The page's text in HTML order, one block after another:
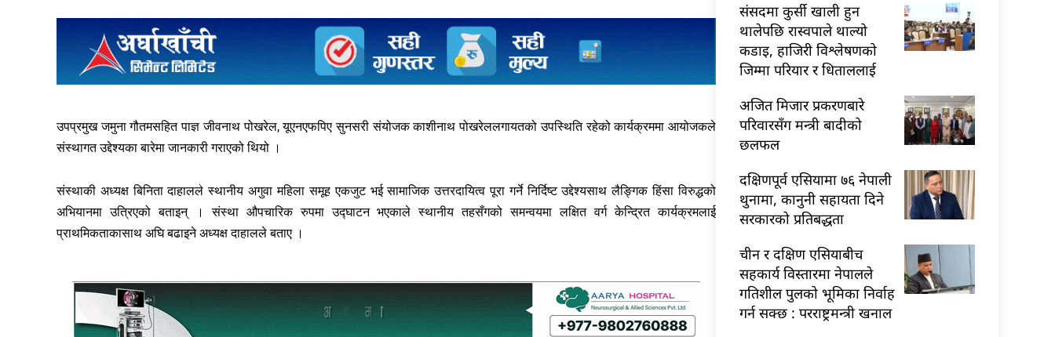
उपप्रमुख जमुना गौतमसहित पाज्ञ जीवनाथ पोखरेल, यूएनएफपिए सुनसरी संयोजक काशीनाथ पोखरेललगायतको उपस्थिति रहेको कार्यक्रममा आयोजकले
संस्थागत उद्देश्यका बारेमा जानकारी गराएको थियो ।
संस्थाकी अध्यक्ष बिनिता दाहालले स्थानीय अगुवा महिला समूह एकजुट भई सामाजिक उत्तरदायित्व पूरा गर्ने निर्दिष्ट उद्देश्यसाथ लैङ्गिक हिंसा विरुद्धको
अभियानमा उत्रिएको बताइन् । संस्था औपचारिक रुपमा उद्घाटन भएकाले स्थानीय तहसँगको समन्वयमा लक्षित वर्ग केन्द्रित कार्यक्रमलाई
प्राथमिकताकासाथ अघि बढाइने अध्यक्ष दाहालले बताए ।
संसदमा कुर्सी खाली हुन
थालेपछि रास्वपाले थाल्यो
कडाइ, हाजिरी विश्लेषणको
जिम्मा परियार र धिताललाई
अजित मिजार प्रकरणबारे
परिवारसँग मन्त्री बादीको
छलफल
दक्षिणपूर्व एसियामा ७६ नेपाली
थुनामा, कानुनी सहायता दिने
सरकारको प्रतिबद्धता
चीन र दक्षिण एसियाबीच
सहकार्य विस्तारमा नेपालले
गतिशील पुलको भूमिका निर्वाह
गर्न सक्छ : परराष्ट्रमन्त्री खनाल